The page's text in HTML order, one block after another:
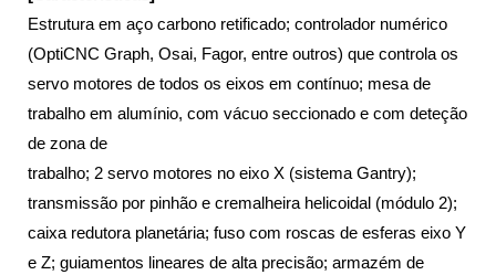
Estrutura em aço carbono retificado; controlador numérico
(OptiCNC Graph, Osai, Fagor, entre outros) que controla os
servo motores de todos os eixos em contínuo; mesa de
trabalho em alumínio, com vácuo seccionado e com deteção
de zona de
trabalho; 2 servo motores no eixo X (sistema Gantry);
transmissão por pinhão e cremalheira helicoidal (módulo 2);
caixa redutora planetária; fuso com roscas de esferas eixo Y
e Z; guiamentos lineares de alta precisão; armazém de